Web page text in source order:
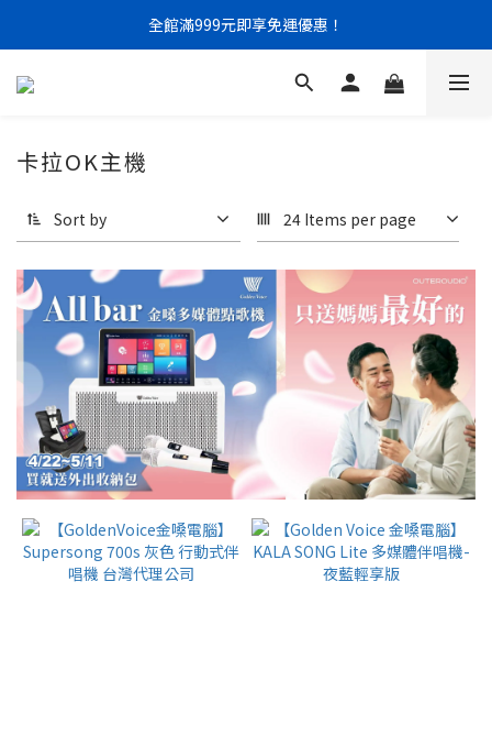
門市限定｜現金結帳不限金額 95 折
全館滿999元即享免運優惠！
門市限定｜現金結帳不限金額 95 折
卡拉OK主機
Sort by 24 Items per page